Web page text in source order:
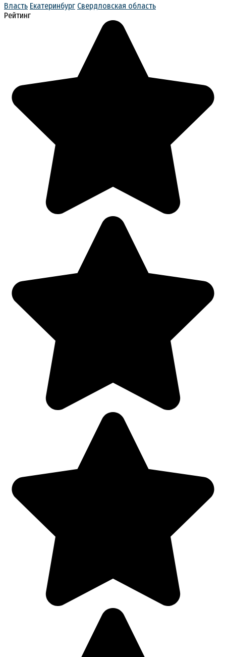
Власть Екатеринбург Свердловская область
Рейтинг